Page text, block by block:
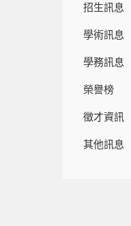
招生訊息
學術訊息
學務訊息
榮譽榜
徵才資訊
其他訊息